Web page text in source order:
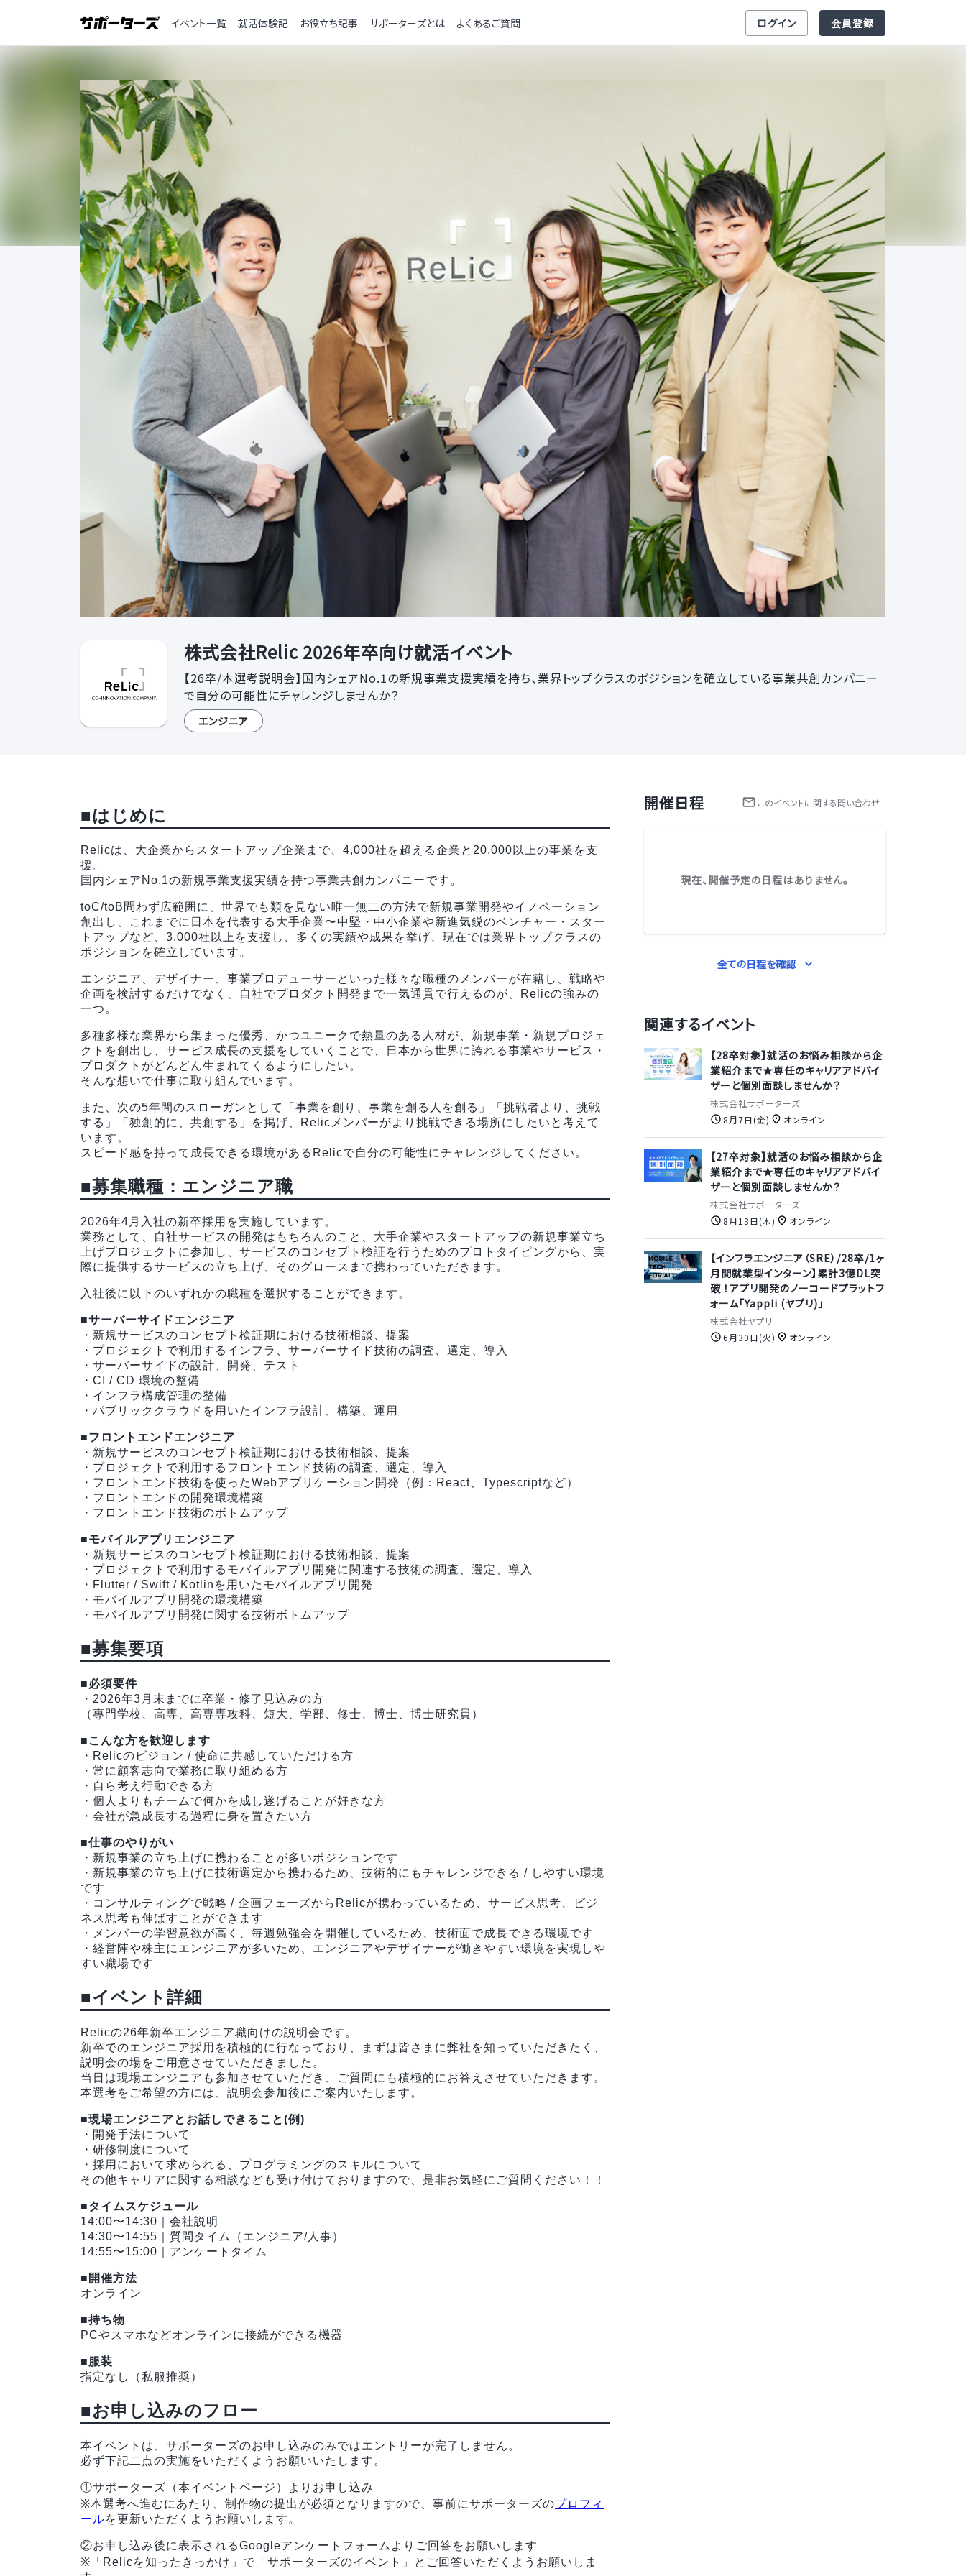
イベント一覧 就活体験記 お役立ち記事 サポーターズとは よくあるご質問 ログイン 会員登録
株式会社Relic 2026年卒向け就活イベント
【26卒/本選考説明会】国内シェアNo.1の新規事業支援実績を持ち、業界トップクラスのポジションを確立している事業共創カンパニー
で自分の可能性にチャレンジしませんか？
エンジニア
■はじめに
Relicは、大企業からスタートアップ企業まで、4,000社を超える企業と20,000以上の事業を支
援。
国内シェアNo.1の新規事業支援実績を持つ事業共創カンパニーです。
toC/toB問わず広範囲に、世界でも類を見ない唯一無二の方法で新規事業開発やイノベーション
創出し、これまでに日本を代表する大手企業〜中堅・中小企業や新進気鋭のベンチャー・スター
トアップなど、3,000社以上を支援し、多くの実績や成果を挙げ、現在では業界トップクラスの
ポジションを確立しています。
エンジニア、デザイナー、事業プロデューサーといった様々な職種のメンバーが在籍し、戦略や
企画を検討するだけでなく、自社でプロダクト開発まで一気通貫で行えるのが、Relicの強みの
一つ。
多種多様な業界から集まった優秀、かつユニークで熱量のある人材が、新規事業・新規プロジェ
クトを創出し、サービス成長の支援をしていくことで、日本から世界に誇れる事業やサービス・
プロダクトがどんどん生まれてくるようにしたい。
そんな想いで仕事に取り組んでいます。
また、次の5年間のスローガンとして「事業を創り、事業を創る人を創る」「挑戦者より、挑戦
する」「独創的に、共創する」を掲げ、Relicメンバーがより挑戦できる場所にしたいと考えて
います。
スピード感を持って成長できる環境があるRelicで自分の可能性にチャレンジしてください。
■募集職種：エンジニア職
2026年4月入社の新卒採用を実施しています。
業務として、自社サービスの開発はもちろんのこと、大手企業やスタートアップの新規事業立ち
上げプロジェクトに参加し、サービスのコンセプト検証を行うためのプロトタイピングから、実
際に提供するサービスの立ち上げ、そのグロースまで携わっていただきます。
入社後に以下のいずれかの職種を選択することができます。
■サーバーサイドエンジニア
・新規サービスのコンセプト検証期における技術相談、提案
・プロジェクトで利用するインフラ、サーバーサイド技術の調査、選定、導入
・サーバーサイドの設計、開発、テスト
・CI / CD 環境の整備
・インフラ構成管理の整備
・パブリッククラウドを用いたインフラ設計、構築、運用
■フロントエンドエンジニア
・新規サービスのコンセプト検証期における技術相談、提案
・プロジェクトで利用するフロントエンド技術の調査、選定、導入
・フロントエンド技術を使ったWebアプリケーション開発（例：React、Typescriptなど）
・フロントエンドの開発環境構築
・フロントエンド技術のボトムアップ
■モバイルアプリエンジニア
・新規サービスのコンセプト検証期における技術相談、提案
・プロジェクトで利用するモバイルアプリ開発に関連する技術の調査、選定、導入
・Flutter / Swift / Kotlinを用いたモバイルアプリ開発
・モバイルアプリ開発の環境構築
・モバイルアプリ開発に関する技術ボトムアップ
■募集要項
■必須要件
・2026年3月末までに卒業・修了見込みの方
（專門学校、高専、高専専攻科、短大、学部、修士、博士、博士研究員）
■こんな方を歓迎します
・Relicのビジョン / 使命に共感していただける方
・常に顧客志向で業務に取り組める方
・自ら考え行動できる方
・個人よりもチームで何かを成し遂げることが好きな方
・会社が急成長する過程に身を置きたい方
■仕事のやりがい
・新規事業の立ち上げに携わることが多いポジションです
・新規事業の立ち上げに技術選定から携わるため、技術的にもチャレンジできる / しやすい環境
です
・コンサルティングで戦略 / 企画フェーズからRelicが携わっているため、サービス思考、ビジ
ネス思考も伸ばすことができます
・メンバーの学習意欲が高く、毎週勉強会を開催しているため、技術面で成長できる環境です
・経営陣や株主にエンジニアが多いため、エンジニアやデザイナーが働きやすい環境を実現しや
すい職場です
■イベント詳細
Relicの26年新卒エンジニア職向けの説明会です。
新卒でのエンジニア採用を積極的に行なっており、まずは皆さまに弊社を知っていただきたく、
説明会の場をご用意させていただきました。
当日は現場エンジニアも参加させていただき、ご質問にも積極的にお答えさせていただきます。
本選考をご希望の方には、説明会参加後にご案内いたします。
■現場エンジニアとお話しできること(例)
・開発手法について
・研修制度について
・採用において求められる、プログラミングのスキルについて
その他キャリアに関する相談なども受け付けておりますので、是非お気軽にご質問ください！！
■タイムスケジュール
14:00〜14:30｜会社説明
14:30〜14:55｜質問タイム（エンジニア/人事）
14:55〜15:00｜アンケートタイム
■開催方法
オンライン
■持ち物
PCやスマホなどオンラインに接続ができる機器
■服装
指定なし（私服推奨）
■お申し込みのフロー
本イベントは、サポーターズのお申し込みのみではエントリーが完了しません。
必ず下記二点の実施をいただくようお願いいたします。
①サポーターズ（本イベントページ）よりお申し込み
※本選考へ進むにあたり、制作物の提出が必須となりますので、事前にサポーターズのプロフィ
ールを更新いただくようお願いします。
②お申し込み後に表示されるGoogleアンケートフォームよりご回答をお願いします
※「Relicを知ったきっかけ」で「サポーターズのイベント」とご回答いただくようお願いしま
開催日程 このイベントに関する問い合わせ
現在、開催予定の日程はありません。
全ての日程を確認
関連するイベント
【28卒対象】就活のお悩み相談から企
業紹介まで★専任のキャリアアドバイ
ザーと個別面談しませんか？
株式会社サポーターズ
8月7日(金)
オンライン
【27卒対象】就活のお悩み相談から企
業紹介まで★専任のキャリアアドバイ
ザーと個別面談しませんか？
株式会社サポーターズ
8月13日(木)
オンライン
【インフラエンジニア（SRE）/28卒/1ヶ
月間就業型インターン】累計3億DL突
破 ！アプリ開発のノーコードプラットフ
ォーム「Yappli (ヤプリ)」
株式会社ヤプリ
6月30日(火)
オンライン